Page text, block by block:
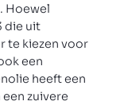
Hoewel
die uit
te kiezen voor
een
heeft een
zuivere